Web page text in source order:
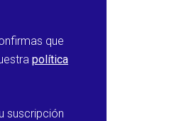
que
política
suscripción